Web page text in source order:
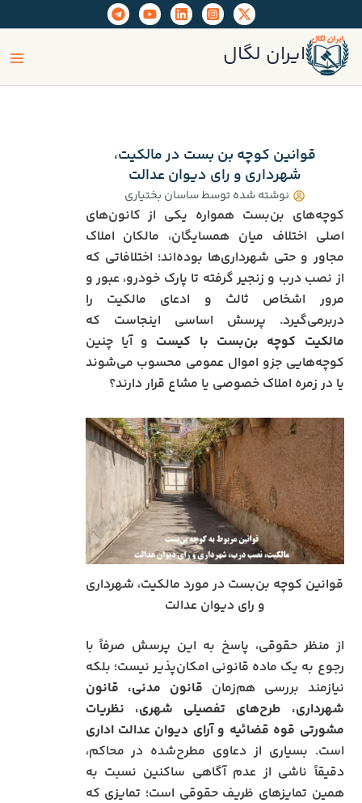
به
محتوا
ایران لگال
قوانین کوچه بن‌ بست در مالکیت،
شهرداری و رای دیوان عدالت
نوشته شده توسطساسان بختیاری
کوچه‌های بن‌بست همواره یکی از کانون‌های
اصلی اختلاف میان همسایگان، مالکان املاک
مجاور و حتی شهرداری‌ها بوده‌اند؛ اختلافاتی که
از نصب درب و زنجیر گرفته تا پارک خودرو، عبور و
مرور اشخاص ثالث و ادعای مالکیت را
دربرمی‌گیرد. پرسش اساسی اینجاست که
مالکیت کوچه بن‌بست با کیست و آیا چنین
کوچه‌هایی جزو اموال عمومی محسوب می‌شوند
یا در زمره املاک خصوصی یا مشاع قرار دارند؟
قوانین کوچه بن‌بست در مورد مالکیت، شهرداری
و رای دیوان عدالت
از منظر حقوقی، پاسخ به این پرسش صرفاً با
رجوع به یک ماده قانونی امکان‌پذیر نیست؛ بلکه
نیازمند بررسی هم‌زمان قانون مدنی، قانون
شهرداری، طرح‌های تفصیلی شهری، نظریات
مشورتی قوه قضائیه و آرای دیوان عدالت اداری
است. بسیاری از دعاوی مطرح‌شده در محاکم،
دقیقاً ناشی از عدم آگاهی ساکنین نسبت به
همین تمایزهای ظریف حقوقی است؛ تمایزی که